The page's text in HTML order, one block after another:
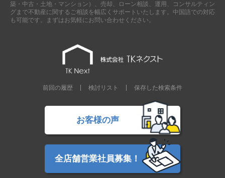
築・中古・土地・マンション）、売却、ローン相談、運用、コンサルティン
グまで不動産に関するご相談を幅広くサポートいたします。中国語での対応
も可能です。まずはお気軽にお問い合わせください。
前回の履歴 検討リスト 保存した検索条件
お客様の声
全店舗営業社員募集！